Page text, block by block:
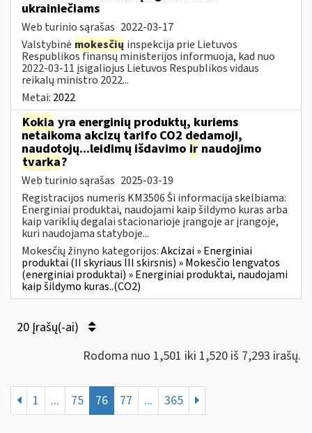
ukrainiečiams
Web turinio sąrašas 2022-03-17
Valstybinė mokesčių inspekcija prie Lietuvos
Respublikos finansų ministerijos informuoja, kad nuo
2022-03-11 įsigaliojus Lietuvos Respublikos vidaus
reikalų ministro 2022...
Metai: 2022
Kokia yra energinių produktų, kuriems
netaikoma akcizų tarifo CO2 dedamoji,
naudotojų...leidimų išdavimo ir naudojimo
tvarka?
Web turinio sąrašas 2025-03-19
Registracijos numeris KM3506 Ši informacija skelbiama:
Energiniai produktai, naudojami kaip šildymo kuras arba
kaip variklių degalai stacionarioje įrangoje ar įrangoje,
kuri naudojama statyboje...
Mokesčių žinyno kategorijos:Akcizai » Energiniai
produktai (II skyriaus III skirsnis) » Mokesčio lengvatos
(energiniai produktai) » Energiniai produktai, naudojami
kaip šildymo kuras..(CO2)
20 Įrašų(-ai)
Rodoma nuo 1,501 iki 1,520 iš 7,293 irašų.
1 ... 75 76 77 ... 365